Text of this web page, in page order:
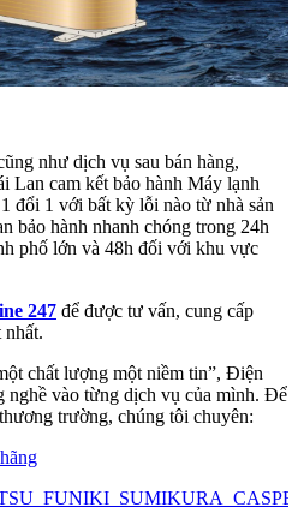
như dịch vụ sau bán hàng,
Lan cam kết bảo hành Máy lạnh
1 đổi 1 với bất kỳ lỗi nào từ nhà sản
bảo hành nhanh chóng trong 24h
phố lớn và 48h đối với khu vực
247 để được tư vấn, cung cấp
nhất.
chất lượng một niềm tin”, Điện
nghề vào từng dịch vụ của mình. Để
trường, chúng tôi chuyên: